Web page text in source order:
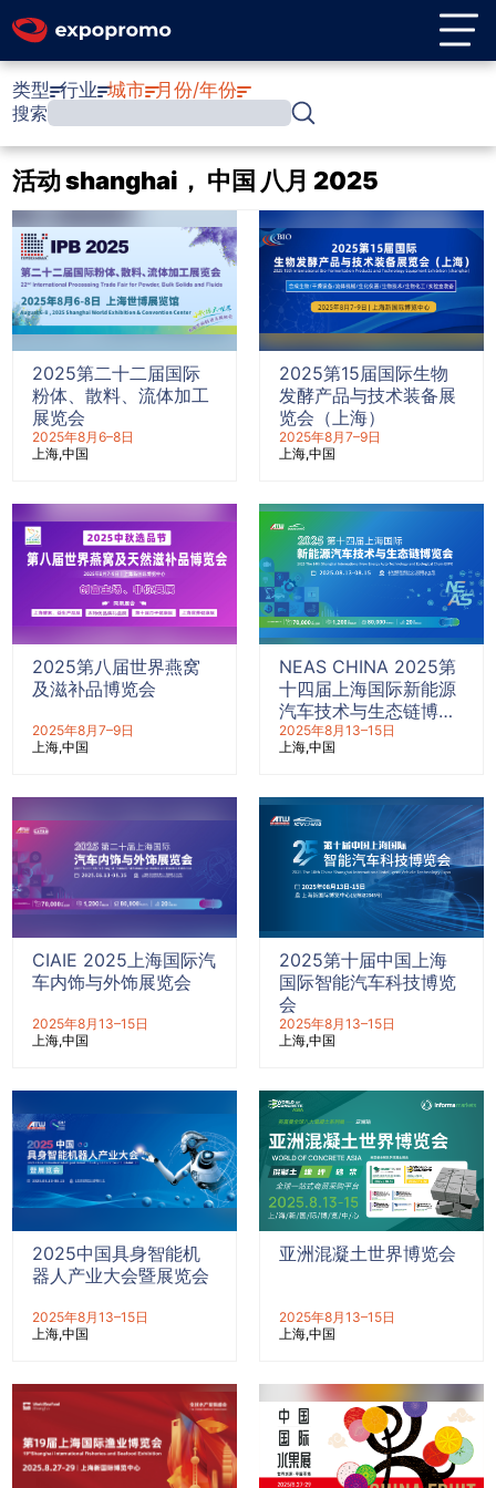
类型 行业 城市 月份/年份
搜索
活动 shanghai， 中国 八月 2025
2025第二十二届国际
粉体、散料、流体加工
展览会
2025年8月6–8日
上海 中国
2025第15届国际生物
发酵产品与技术装备展
览会（上海）
2025年8月7–9日
上海 中国
2025第八届世界燕窝
及滋补品博览会
2025年8月7–9日
上海 中国
NEAS CHINA 2025第
十四届上海国际新能源
汽车技术与生态链博览
会
2025年8月13–15日
上海 中国
CIAIE 2025上海国际汽
车内饰与外饰展览会
2025年8月13–15日
上海 中国
2025第十届中国上海
国际智能汽车科技博览
会
2025年8月13–15日
上海 中国
2025中国具身智能机
器人产业大会暨展览会
2025年8月13–15日
上海 中国
亚洲混凝土世界博览会
2025年8月13–15日
上海 中国